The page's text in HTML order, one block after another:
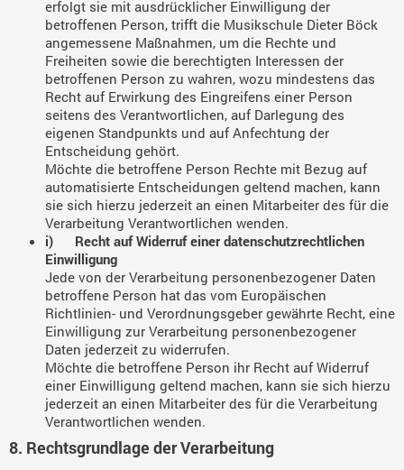
erfolgt sie mit ausdrücklicher Einwilligung der
betroffenen Person, trifft die Musikschule Dieter Böck
angemessene Maßnahmen, um die Rechte und
Freiheiten sowie die berechtigten Interessen der
betroffenen Person zu wahren, wozu mindestens das
Recht auf Erwirkung des Eingreifens einer Person
seitens des Verantwortlichen, auf Darlegung des
eigenen Standpunkts und auf Anfechtung der
Entscheidung gehört.
Möchte die betroffene Person Rechte mit Bezug auf
automatisierte Entscheidungen geltend machen, kann
sie sich hierzu jederzeit an einen Mitarbeiter des für die
Verarbeitung Verantwortlichen wenden.
i) Recht auf Widerruf einer datenschutzrechtlichen
Einwilligung
Jede von der Verarbeitung personenbezogener Daten
betroffene Person hat das vom Europäischen
Richtlinien- und Verordnungsgeber gewährte Recht, eine
Einwilligung zur Verarbeitung personenbezogener
Daten jederzeit zu widerrufen.
Möchte die betroffene Person ihr Recht auf Widerruf
einer Einwilligung geltend machen, kann sie sich hierzu
jederzeit an einen Mitarbeiter des für die Verarbeitung
Verantwortlichen wenden.
8. Rechtsgrundlage der Verarbeitung